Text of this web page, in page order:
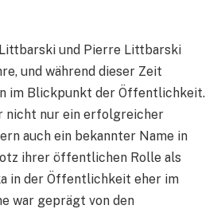
und Pierre Littbarski
und während dieser Zeit
im Blickpunkt der Öffentlichkeit.
nicht nur ein erfolgreicher
auch ein bekannter Name in
ihrer öffentlichen Rolle als
in der Öffentlichkeit eher im
war geprägt von den